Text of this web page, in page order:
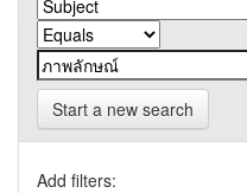
Start a new search
Add filters: